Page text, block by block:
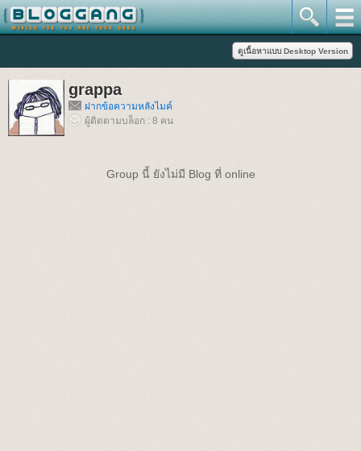
grappa
ฝากข้อความหลังไมค์
ผู้ติดตามบล็อก : 8 คน
Group นี้ ยังไม่มี Blog ที่ online